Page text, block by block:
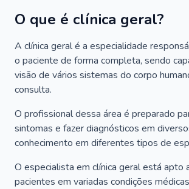
O que é clínica geral?
A clínica geral é a especialidade
o paciente de forma completa, sendo
visão de vários sistemas do corpo
consulta.
O profissional dessa área é preparado
sintomas e fazer diagnósticos em
conhecimento em diferentes tipos de
O especialista em clínica geral está apto
pacientes em variadas condições